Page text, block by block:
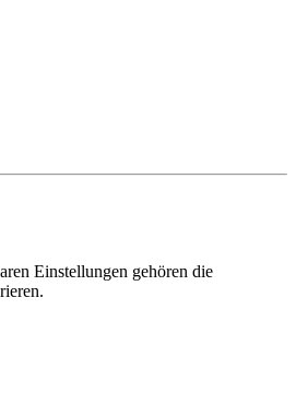
Einstellungen gehören die